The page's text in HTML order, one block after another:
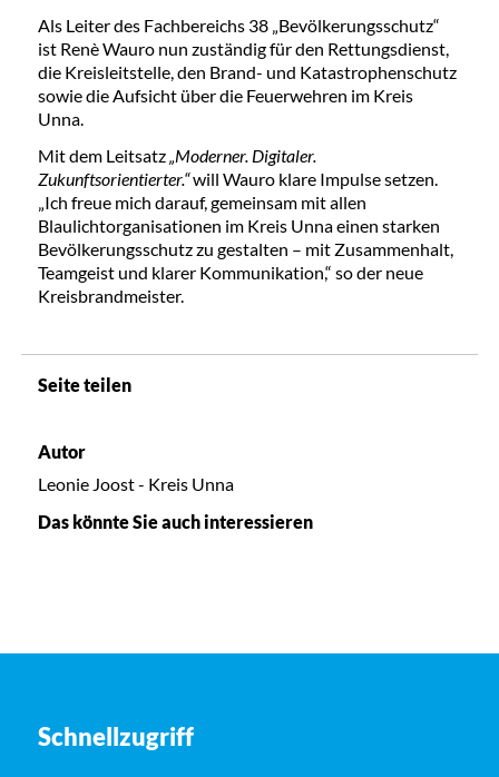
Als Leiter des Fachbereichs 38 „Bevölkerungsschutz“
ist Renè Wauro nun zuständig für den Rettungsdienst,
die Kreisleitstelle, den Brand- und Katastrophenschutz
sowie die Aufsicht über die Feuerwehren im Kreis
Unna.
Mit dem Leitsatz „Moderner. Digitaler.
Zukunftsorientierter.“will Wauro klare Impulse setzen.
„Ich freue mich darauf, gemeinsam mit allen
Blaulichtorganisationen im Kreis Unna einen starken
Bevölkerungsschutz zu gestalten – mit Zusammenhalt,
Teamgeist und klarer Kommunikation,“ so der neue
Kreisbrandmeister.
Seite teilen
Autor
Leonie Joost - Kreis Unna
Das könnte Sie auch interessieren
Schnellzugriff